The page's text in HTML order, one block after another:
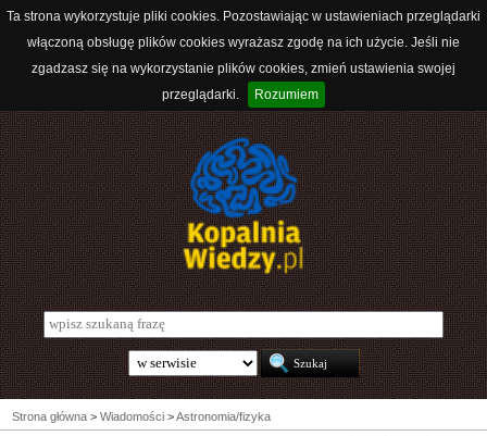
Ta strona wykorzystuje pliki cookies. Pozostawiając w ustawieniach przeglądarki
włączoną obsługę plików cookies wyrażasz zgodę na ich użycie. Jeśli nie
zgadzasz się na wykorzystanie plików cookies, zmień ustawienia swojej
przeglądarki.
Rozumiem
Strona główna > Wiadomości >Astronomia/fizyka